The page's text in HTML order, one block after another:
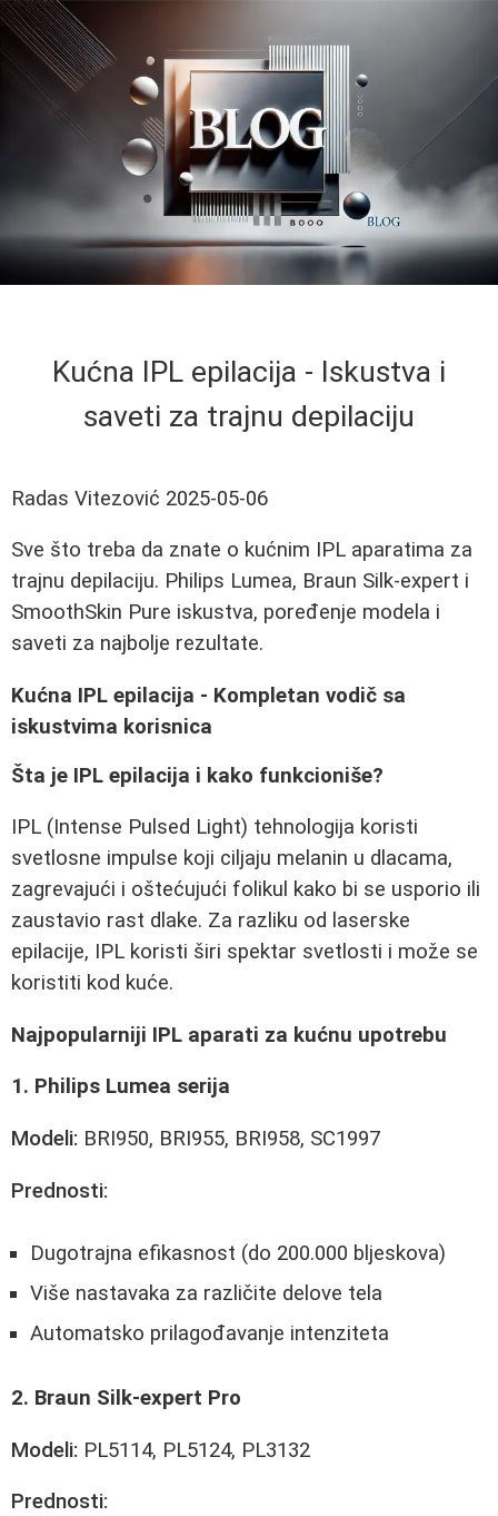
Kućna IPL epilacija - Iskustva i
saveti za trajnu depilaciju
Radas Vitezović 2025-05-06
Sve što treba da znate o kućnim IPL aparatima za
trajnu depilaciju. Philips Lumea, Braun Silk-expert i
SmoothSkin Pure iskustva, poređenje modela i
saveti za najbolje rezultate.
Kućna IPL epilacija - Kompletan vodič sa
iskustvima korisnica
Šta je IPL epilacija i kako funkcioniše?
IPL (Intense Pulsed Light) tehnologija koristi
svetlosne impulse koji ciljaju melanin u dlacama,
zagrevajući i oštećujući folikul kako bi se usporio ili
zaustavio rast dlake. Za razliku od laserske
epilacije, IPL koristi širi spektar svetlosti i može se
koristiti kod kuće.
Najpopularniji IPL aparati za kućnu upotrebu
1. Philips Lumea serija
Modeli: BRI950, BRI955, BRI958, SC1997
Prednosti:
Dugotrajna efikasnost (do 200.000 bljeskova)
Više nastavaka za različite delove tela
Automatsko prilagođavanje intenziteta
2. Braun Silk-expert Pro
Modeli: PL5114, PL5124, PL3132
Prednosti: